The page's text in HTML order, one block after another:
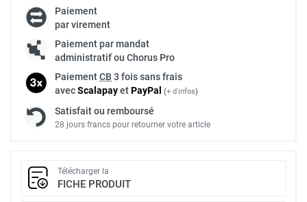
Paiement
par virement
Paiement par mandat
administratif ou Chorus Pro
PaiementCB 3 fois sans frais
avecScalapayetPayPal (+ d'infos)
Satisfait ou remboursé
28 jours francs pour retourner votre article
Télécharger la
FICHE PRODUIT